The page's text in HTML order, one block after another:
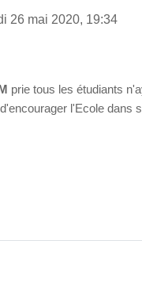
26 mai 2020, 19:34
prie tous les étudiants
l'Ecole